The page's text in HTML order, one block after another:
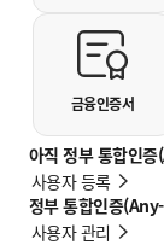
아직 정부 통합인
사용자 등록
정부 통합인증
사용자 관리
금융인증서